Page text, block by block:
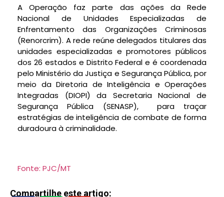
A Operação faz parte das ações da Rede
Nacional de Unidades Especializadas de
Enfrentamento das Organizações Criminosas
(Renorcrim). A rede reúne delegados titulares das
unidades especializadas e promotores públicos
dos 26 estados e Distrito Federal e é coordenada
pelo Ministério da Justiça e Segurança Pública, por
meio da Diretoria de Inteligência e Operações
Integradas (DIOPI) da Secretaria Nacional de
Segurança Pública (SENASP), para traçar
estratégias de inteligência de combate de forma
duradoura à criminalidade.
Fonte: PJC/MT
Compartilhe este artigo: